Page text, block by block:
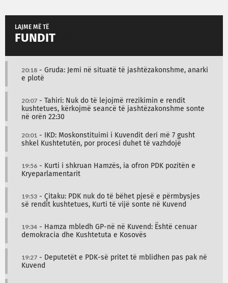
LAJME MË TË
FUNDIT
20:18 - Gruda: Jemi në situatë të jashtëzakonshme, anarki
e plotë
20:07 - Tahiri: Nuk do të lejojmë rrezikimin e rendit
kushtetues, kërkojmë seancë të jashtëzakonshme sonte
në orën 22:30
20:01 - IKD: Moskonstituimi i Kuvendit deri më 7 gusht
shkel Kushtetutën, por procesi duhet të vazhdojë
19:56 - Kurti i shkruan Hamzës, ia ofron PDK pozitën e
Kryeparlamentarit
19:53 - Çitaku: PDK nuk do të bëhet pjesë e përmbysjes
së rendit kushtetues, Kurti të vijë sonte në Kuvend
19:34 - Hamza mbledh GP-në në Kuvend: Është cenuar
demokracia dhe Kushtetuta e Kosovës
19:27 - Deputetët e PDK-së pritet të mblidhen pas pak në
Kuvend